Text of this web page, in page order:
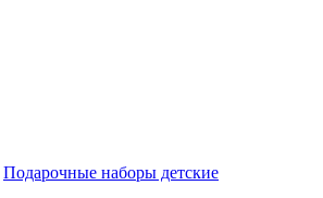
Подарочные наборы детские